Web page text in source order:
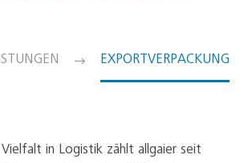
EXPORTVERPACKUNG
in Logistik zählt allgaier seit